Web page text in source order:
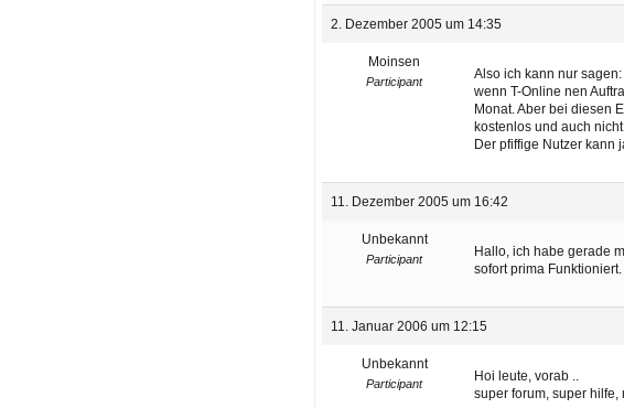
2. Dezember 2005 um 14:35
Moinsen
Participant
Also ich kann nur
wenn T-Online nen
Monat. Aber bei diesen
kostenlos und auch
Der pfiffige Nutzer kann
11. Dezember 2005 um 16:42
Unbekannt
Participant
Hallo, ich habe gerade
sofort prima
11. Januar 2006 um 12:15
Unbekannt
Participant
Hoi leute, vorab ..
super forum, super hilfe,